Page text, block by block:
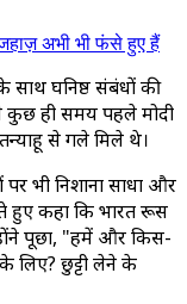
अभी भी फंसे हुए हैं
के साथ घनिष्ठ संबंधों की
कुछ ही समय पहले मोदी
से गले मिले थे।
भी निशाना साधा और
हुए कहा कि भारत रूस
पूछा, "हमें और किस-
लिए? छुट्टी लेने के